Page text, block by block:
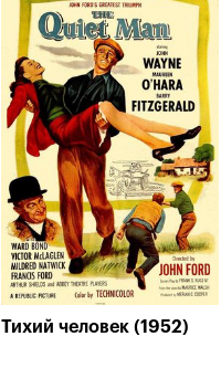
Тихий человек (1952)